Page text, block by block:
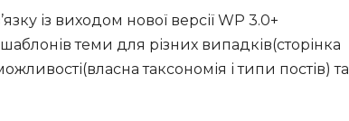
із виходом нової версії WP 3.0+
теми для різних випадків(сторінка
таксономія і типи постів) та